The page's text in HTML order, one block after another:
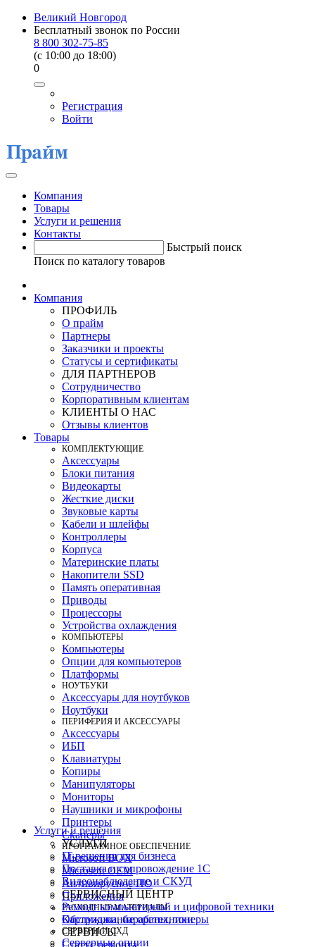
Великий Новгород
Бесплатный звонок по России
8 800 302-75-85
(c 10:00 до 18:00)
0
Регистрация
Войти
Компания
Товары
Услуги и решения
Контакты
Быстрый поиск
Поиск по каталогу товаров
Компания
ПРОФИЛЬ
О прайм
Партнеры
Заказчики и проекты
Статусы и сертификаты
ДЛЯ ПАРТНЕРОВ
Сотрудничество
Корпоративным клиентам
КЛИЕНТЫ О НАС
Отзывы клиентов
Товары
КOМПЛЕКТУЮЩИЕ
Аксессуары
Блоки питания
Видеокарты
Жесткие диски
Звуковые карты
Кабели и шлейфы
Контроллеры
Корпуса
Материнские платы
Накопители SSD
Память оперативная
Приводы
Процессоры
Устройства охлаждения
КОМПЬЮТЕРЫ
Компьютеры
Опции для компьютеров
Платформы
НОУТБУКИ
Аксессуары для ноутбуков
Ноутбуки
ПЕРИФЕРИЯ И АКСЕССУАРЫ
Аксессуары
ИБП
Клавиатуры
Копиры
Манипуляторы
Мониторы
Наушники и микрофоны
Принтеры
Сканеры
ПРОГРАММНОЕ ОБЕСПЕЧЕНИЕ
Microsoft BOX
Microsoft OEM
Антивирусное ПО
Приложения
РАСХОДНЫЕ МАТЕРИАЛЫ
Картриджи, барабаны, тонеры
СЕРВЕРЫ И СХД
Серверные опции
Услуги и решения
УСЛУГИ
IT-решения для бизнеса
Поставка и сопровождение 1C
Видеонаблюдение и СКУД
СЕРВИСНЫЙ ЦЕНТР
Ремонт компьютерной и цифровой техники
Обслуживание оргтехники
СЕРВИСЫ
Статус ремонта